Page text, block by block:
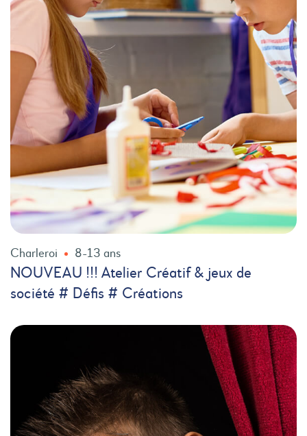
Charleroi 8-13 ans
NOUVEAU !!! Atelier Créatif & jeux de
société # Défis # Créations